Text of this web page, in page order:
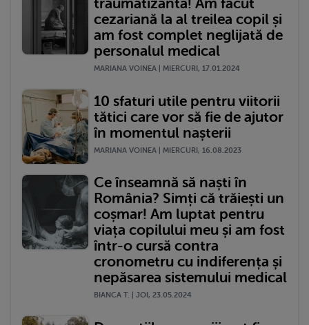
traumatizantă! Am făcut
cezariană la al treilea copil și
am fost complet neglijată de
personalul medical
MARIANA VOINEA | MIERCURI, 17.01.2024
10 sfaturi utile pentru viitorii
tătici care vor să fie de ajutor
în momentul nașterii
MARIANA VOINEA | MIERCURI, 16.08.2023
Ce înseamnă să naști în
România? Simți că trăiești un
coșmar! Am luptat pentru
viața copilului meu și am fost
într-o cursă contra
cronometru cu indiferența și
nepăsarea sistemului medical
BIANCA T. | JOI, 23.05.2024